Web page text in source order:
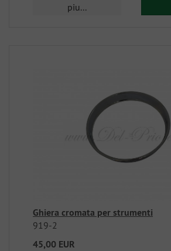
piu...
Ghiera cromata per strumenti
919-2
45,00 EUR